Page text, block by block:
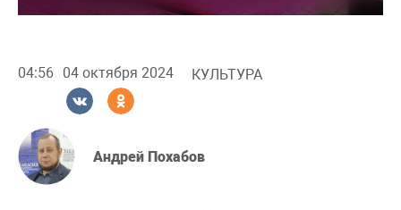
04:56 04 октября 2024 КУЛЬТУРА
Андрей Похабов